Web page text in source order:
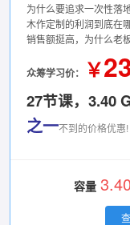
为什么要追求一次性落
木作定制的利润到底在
销售额挺高，为什么老
众筹学习价： ￥
27节课，3.40
之一不到的价格优惠!
容量